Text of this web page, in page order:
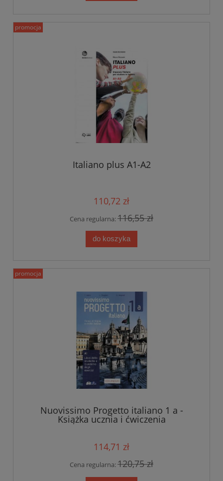
Italiano plus A1-A2
110,72 zł
Cena regularna:116,55 zł
do koszyka
promocja
Nuovissimo Progetto italiano 1 a -
Książka ucznia i ćwiczenia
114,71 zł
Cena regularna:120,75 zł
promocja